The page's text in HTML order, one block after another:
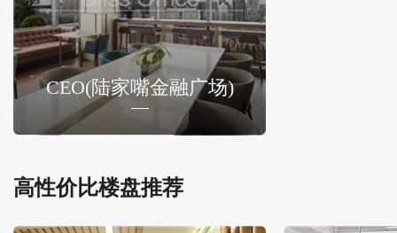
CEO(陆家嘴金融广场)
高性价比楼盘推荐